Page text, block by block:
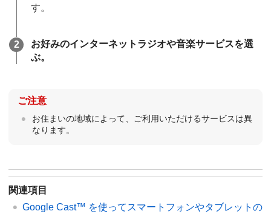
す。
お好みのインターネットラジオや音楽サービスを選
ぶ。
ご注意
お住まいの地域によって、ご利用いただけるサービスは異
なります。
関連項目
Google Cast™ を使ってスマートフォンやタブレットの